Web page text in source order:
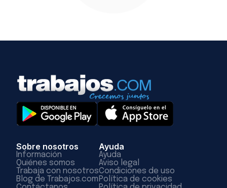
Sobre nosotros
Información
Quiénes somos
Trabaja con nosotros
Blog de Trabajos.com
Ayuda
Ayuda
Aviso legal
Condiciones de uso
Política de cookies